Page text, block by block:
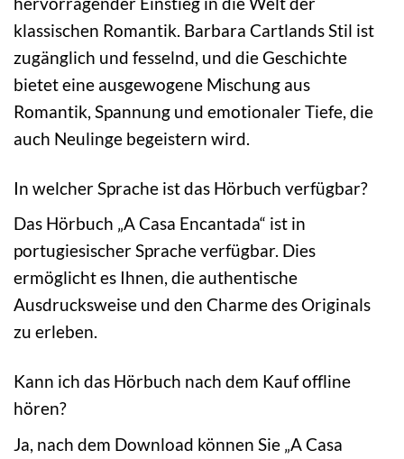
klassischen Romantik. Barbara Cartlands Stil ist
zugänglich und fesselnd, und die Geschichte
bietet eine ausgewogene Mischung aus
Romantik, Spannung und emotionaler Tiefe, die
auch Neulinge begeistern wird.
In welcher Sprache ist das Hörbuch verfügbar?
Das Hörbuch „A Casa Encantada“ ist in
portugiesischer Sprache verfügbar. Dies
ermöglicht es Ihnen, die authentische
Ausdrucksweise und den Charme des Originals
zu erleben.
Kann ich das Hörbuch nach dem Kauf offline
hören?
Ja, nach dem Download können Sie „A Casa